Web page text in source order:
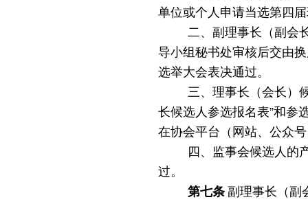
单位或个人申请当选第四
二、副理事长（副会
导小组秘书处审核后交由
选举大会表决通过。
三、理事长（会长）
长候选人参选报名表”和参
在协会平台（网站、公众
四、
监事会候选人的
过。
第七条 副理事长（副